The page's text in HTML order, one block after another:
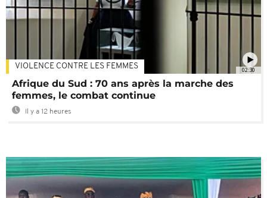
02:30
VIOLENCE CONTRE LES FEMMES
Afrique du Sud : 70 ans après la marche des
femmes, le combat continue
Il y a 12 heures